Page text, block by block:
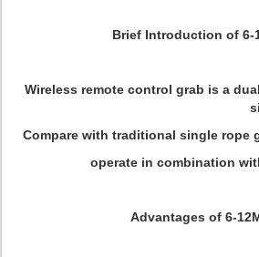
Brief Introduction of 6-
Wireless remote control grab is a
Compare with traditional single rope
operate in combination
Advantages of 6-